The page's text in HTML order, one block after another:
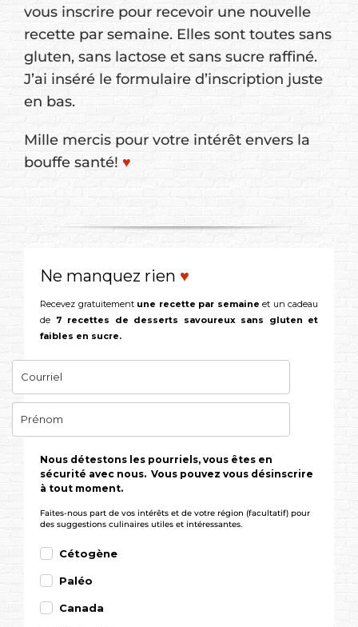
vous inscrire pour recevoir une nouvelle
recette par semaine. Elles sont toutes sans
gluten, sans lactose et sans sucre raffiné.
J’ai inséré le formulaire d’inscription juste
en bas.
Mille mercis pour votre intérêt envers la
bouffe santé! ♥
Ne manquez rien ♥
Recevez gratuitement une recette par semaine et un cadeau
de 7 recettes de desserts savoureux sans gluten et
faibles en sucre.
Nous détestons les pourriels, vous êtes en
sécurité avec nous. Vous pouvez vous désinscrire
à tout moment.
Faites-nous part de vos intérêts et de votre région (facultatif) pour
des suggestions culinaires utiles et intéressantes.
Cétogène
Paléo
Canada